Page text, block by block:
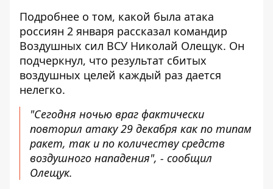
Подробнее о том, какой была атака
россиян 2 января рассказал командир
Воздушных сил ВСУ Николай Олещук. Он
подчеркнул, что результат сбитых
воздушных целей каждый раз дается
нелегко.
"Сегодня ночью враг фактически
повторил атаку 29 декабря как по типам
ракет, так и по количеству средств
воздушного нападения", - сообщил
Олещук.